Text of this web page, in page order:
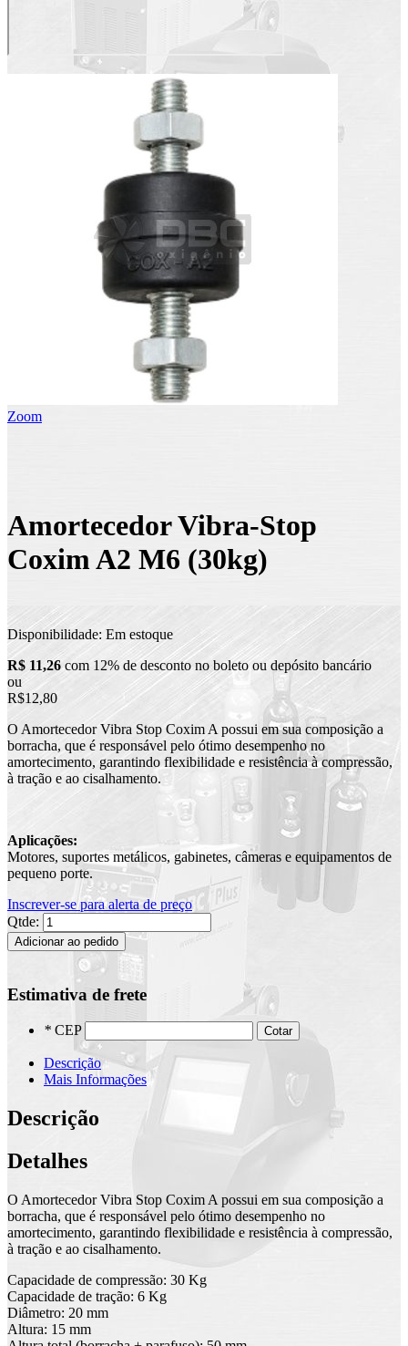
Zoom
Amortecedor Vibra-Stop
Coxim A2 M6 (30kg)
Disponibilidade: Em estoque
R$ 11,26 com 12% de desconto no boleto ou depósito bancário
ou
R$12,80
O Amortecedor Vibra Stop Coxim A possui em sua composição a
borracha, que é responsável pelo ótimo desempenho no
amortecimento, garantindo flexibilidade e resistência à compressão,
à tração e ao cisalhamento.
Aplicações:
Motores, suportes metálicos, gabinetes, câmeras e equipamentos de
pequeno porte.
Inscrever-se para alerta de preço
Qtde:
Adicionar ao pedido
Estimativa de frete
* CEP Cotar
Descrição
Mais Informações
Descrição
Detalhes
O Amortecedor Vibra Stop Coxim A possui em sua composição a
borracha, que é responsável pelo ótimo desempenho no
amortecimento, garantindo flexibilidade e resistência à compressão,
à tração e ao cisalhamento.
Capacidade de compressão: 30 Kg
Capacidade de tração: 6 Kg
Diâmetro: 20 mm
Altura: 15 mm